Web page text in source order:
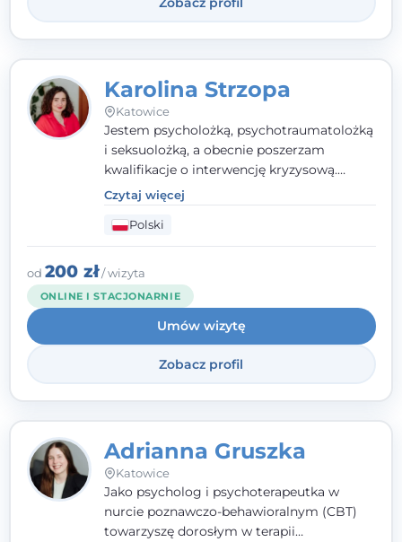
Karolina Strzopa
Katowice
Jestem psycholożką, psychotraumatolożką
i seksuolożką, a obecnie poszerzam
kwalifikacje o interwencję kryzysową.
Pracuję w nurcie terapii trzeciej fali, łącząc
metody o potwierdzonej skuteczności.
Towarzyszę młodzieży, dorosłym i parom w
radzeniu sobie z bolesnymi
doświadczeniami tak, by mogli żyć pełniej.
Czytaj więcej
Polski
od 200 zł/ wizyta
ONLINE I STACJONARNIE
Umów wizytę
Zobacz profil
Adrianna Gruszka
Katowice
Jako psycholog i psychoterapeutka w
nurcie poznawczo-behawioralnym (CBT)
towarzyszę dorosłym w terapii